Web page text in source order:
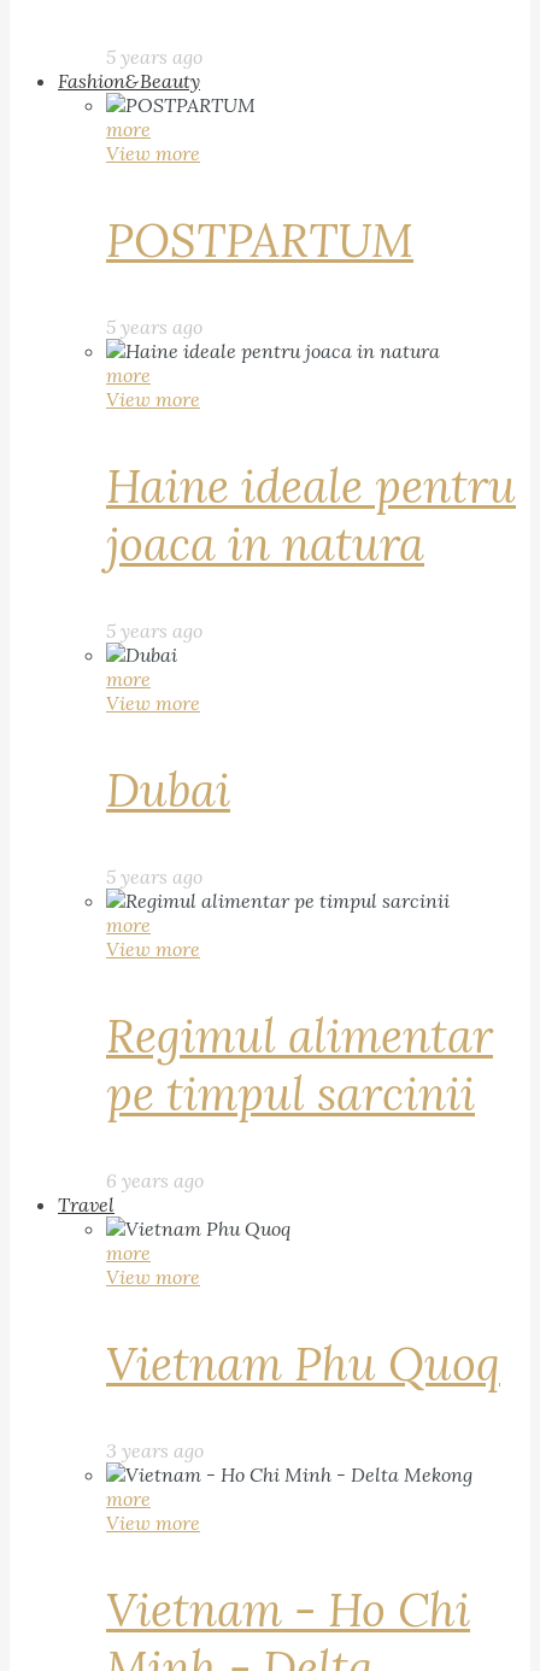
5 years ago
Fashion&Beauty
more
View more
POSTPARTUM
5 years ago
more
View more
Haine ideale pentru
joaca in natura
5 years ago
more
View more
Dubai
5 years ago
more
View more
Regimul alimentar
pe timpul sarcinii
6 years ago
Travel
more
View more
Vietnam Phu Quoq
3 years ago
more
View more
Vietnam - Ho Chi